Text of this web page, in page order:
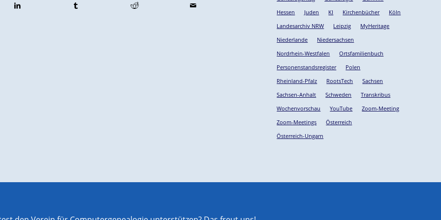
Hessen
Juden KI Kirchenbücher
Köln
Landesarchiv NRW
Leipzig
MyHeritage
Niederlande
Niedersachsen
Nordrhein-Westfalen
Ortsfamilienbuch
Personenstandsregister
Polen
Rheinland-Pfalz
RootsTech
Sachsen
Sachsen-Anhalt
Schweden
Transkribus
Wochenvorschau
YouTube
Zoom-Meeting
Zoom-Meetings
Österreich
Österreich-Ungarn